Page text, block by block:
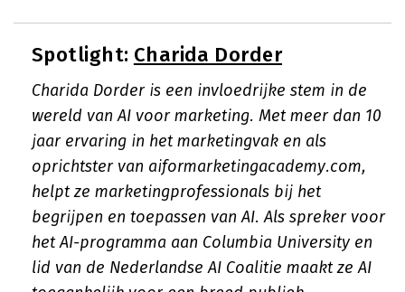
Spotlight: Charida Dorder
Charida Dorder is een invloedrijke stem in de
wereld van AI voor marketing. Met meer dan 10
jaar ervaring in het marketingvak en als
oprichtster van aiformarketingacademy.com,
helpt ze marketingprofessionals bij het
begrijpen en toepassen van AI. Als spreker voor
het AI-programma aan Columbia University en
lid van de Nederlandse AI Coalitie maakt ze AI